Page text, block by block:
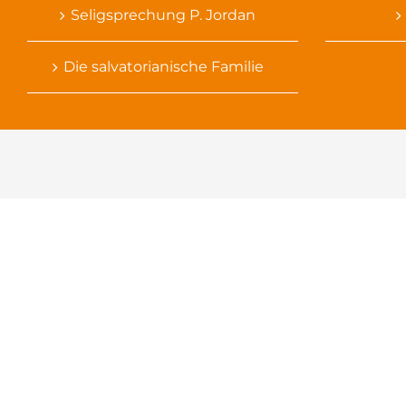
Seligsprechung P. Jordan
Die salvatorianische Familie